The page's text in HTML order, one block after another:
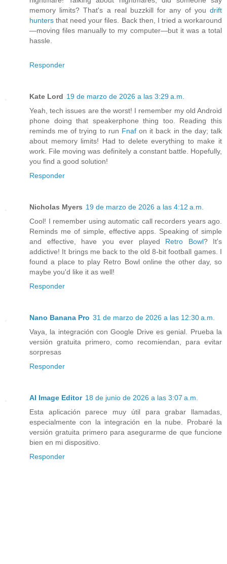
memory limits? That's a real buzzkill for any of you drift
hunters that need your files. Back then, I tried a workaround
—moving files manually to my computer—but it was a total
hassle.
Responder
Kate Lord 19 de marzo de 2026 a las 3:29 a.m.
Yeah, tech issues are the worst! I remember my old Android
phone doing that speakerphone thing too. Reading this
reminds me of trying to run Fnafon it back in the day; talk
about memory limits! Had to delete everything to make it
work. File moving was definitely a constant battle. Hopefully,
you find a good solution!
Responder
Nicholas Myers 19 de marzo de 2026 a las 4:12 a.m.
Cool! I remember using automatic call recorders years ago.
Reminds me of simple, effective apps. Speaking of simple
and effective, have you ever played Retro Bowl? It's
addictive! It brings me back to the old 8-bit football games. I
found a place to play Retro Bowl online the other day, so
maybe you'd like it as well!
Responder
Nano Banana Pro 31 de marzo de 2026 a las 12:30 a.m.
Vaya, la integración con Google Drive es genial. Prueba la
versión gratuita primero, como recomiendan, para evitar
sorpresas
Responder
AI Image Editor 18 de junio de 2026 a las 3:07 a.m.
Esta aplicación parece muy útil para grabar llamadas,
especialmente con la integración en la nube. Probaré la
versión gratuita primero para asegurarme de que funcione
bien en mi dispositivo.
Responder